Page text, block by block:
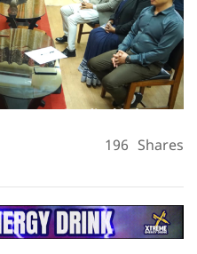
196 Shares